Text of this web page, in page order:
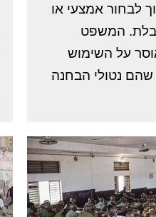
לבחור אמצעי או
המשפט
על השימוש
נטולי הבחנה